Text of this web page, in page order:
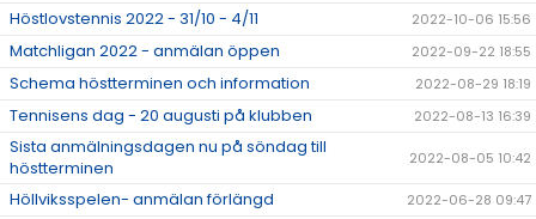
Höstlovstennis 2022 - 31/10 - 4/11 2022-10-06 15:56
Matchligan 2022 - anmälan öppen 2022-09-22 18:55
Schema höstterminen och information 2022-08-29 18:19
Tennisens dag - 20 augusti på klubben 2022-08-13 16:39
Sista anmälningsdagen nu på söndag till
höstterminen
2022-08-05 10:42
Höllviksspelen- anmälan förlängd 2022-06-28 09:47